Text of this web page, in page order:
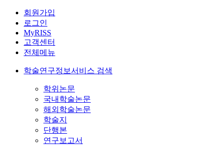
회원가입
로그인
MyRISS
고객센터
전체메뉴
학술연구정보서비스 검색
학위논문
국내학술논문
해외학술논문
학술지
단행본
연구보고서